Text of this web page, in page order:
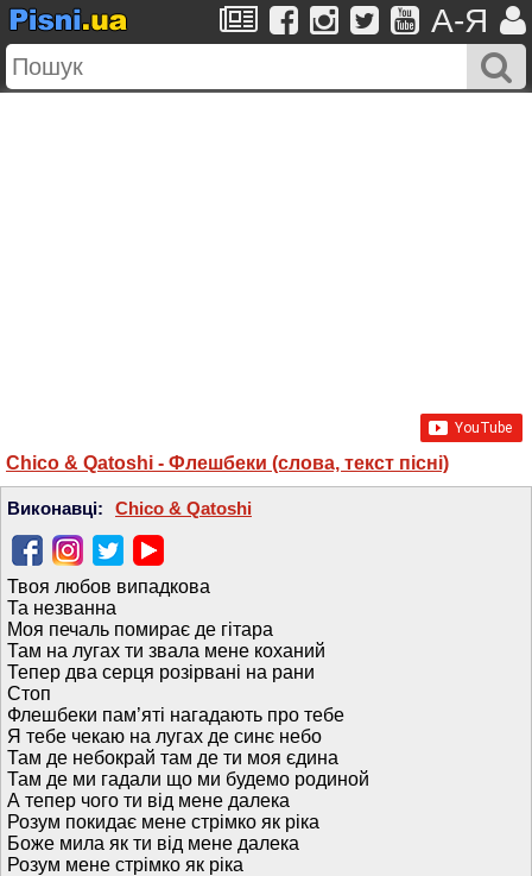
A-Я
Chico & Qatoshi - Флешбеки (слова, текст пісні)
Виконавці: Chico & Qatoshi
Твоя любов випадкова
Та незванна
Моя печаль помирає де гітара
Там на лугах ти звала мене коханий
Тепер два серця розірвані на рани
Стоп
Флешбеки пам’яті нагадають про тебе
Я тебе чекаю на лугах де синє небо
Там де небокрай там де ти моя єдина
Там де ми гадали що ми будемо родиной
А тепер чого ти від мене далека
Розум покидає мене стрімко як ріка
Боже мила як ти від мене далека
Розум мене стрімко як ріка